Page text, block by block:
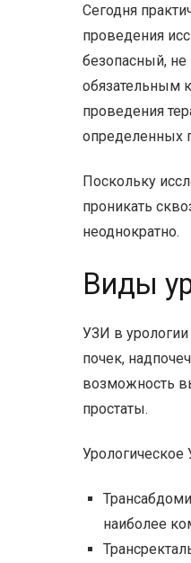
Сегодня
проведения
безопасный,
обязательным
проведения
определенных
Поскольку
проникать
неоднократно.
Виды
УЗИ в урологии
почек,
возможность
простаты.
наиболее